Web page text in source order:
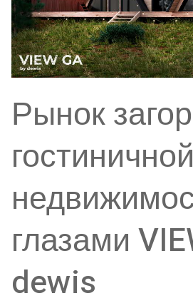
Рынок
гостиничной
глазами
dewis